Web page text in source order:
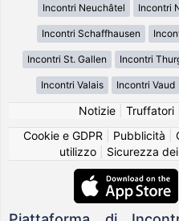
Incontri Neuchâtel Incontri
Incontri Schaffhausen
Incontri St. Gallen Incontri
Incontri Valais Incontri Vaud
Notizie| Truffatori|
Cookie e GDPR
Pubblicità
utilizzo| Sicurezza